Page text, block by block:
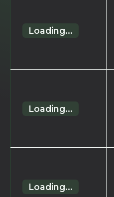
Loading...
Loading...
Loading...